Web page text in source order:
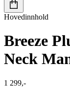
Hovedinnhold
Breeze
Neck
1 299,-